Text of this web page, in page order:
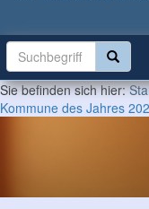
Sie befinden sich hier:
Kommune des Jahres